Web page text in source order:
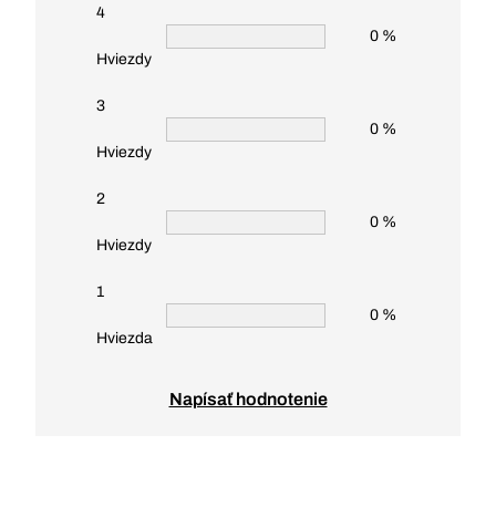
4
Hviezdy
0 %
3
Hviezdy
0 %
2
Hviezdy
0 %
1
Hviezda
0 %
Napísať hodnotenie